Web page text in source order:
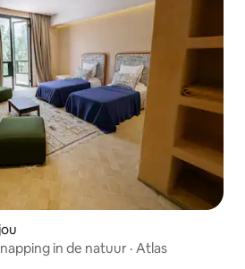
in de natuur · Atlas